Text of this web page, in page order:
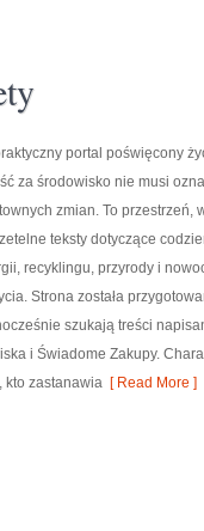
portal poświęcony
za środowisko nie musi
zmian. To przestrzeń,
teksty dotyczące
recyklingu, przyrody i
Strona została
szukają treści
i Świadome Zakupy.
kto zastanawia [ Read More ]